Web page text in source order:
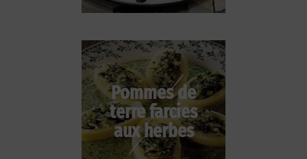
Pommes de
terre farcies
aux herbes